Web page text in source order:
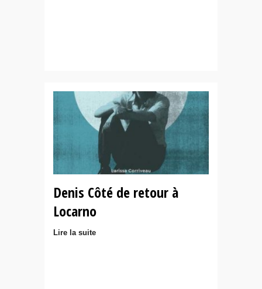
Denis Côté de retour à
Locarno
Lire la suite